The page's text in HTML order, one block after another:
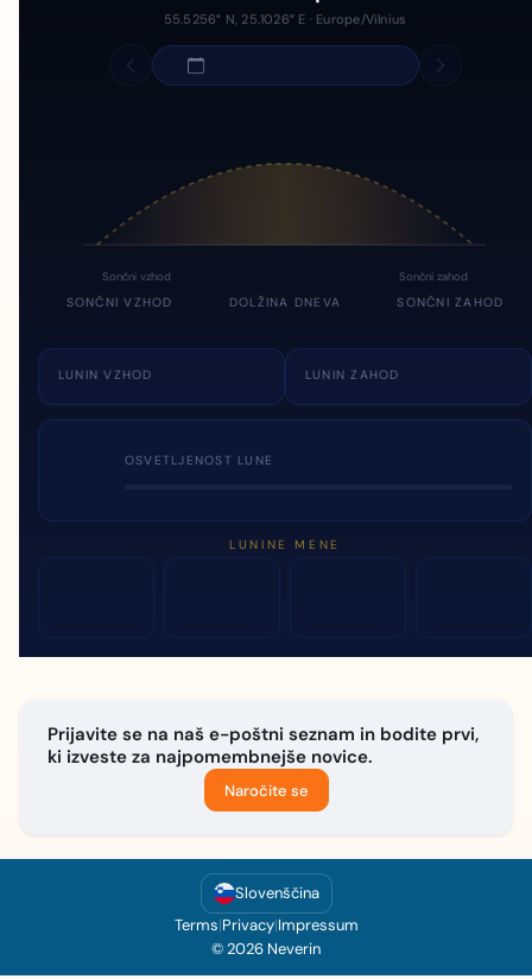
55.5256° N, 25.1026° E · Europe/Vilnius
Sončni vzhod Sončni zahod
SONČNI VZHOD DOLŽINA DNEVA SONČNI ZAHOD
LUNIN VZHOD LUNIN ZAHOD
OSVETLJENOST LUNE
LUNINE MENE
Prijavite se na naš e-poštni seznam in bodite prvi,
ki izveste za najpomembnejše novice.
Naročite se
Slovenščina
Terms|Privacy|Impressum
© 2026 Neverin